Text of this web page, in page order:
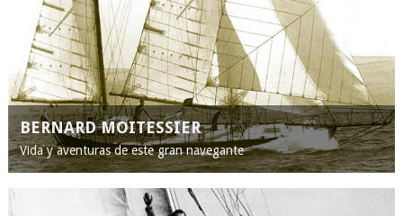
BERNARD MOITESSIER
Vida y aventuras de este gran navegante